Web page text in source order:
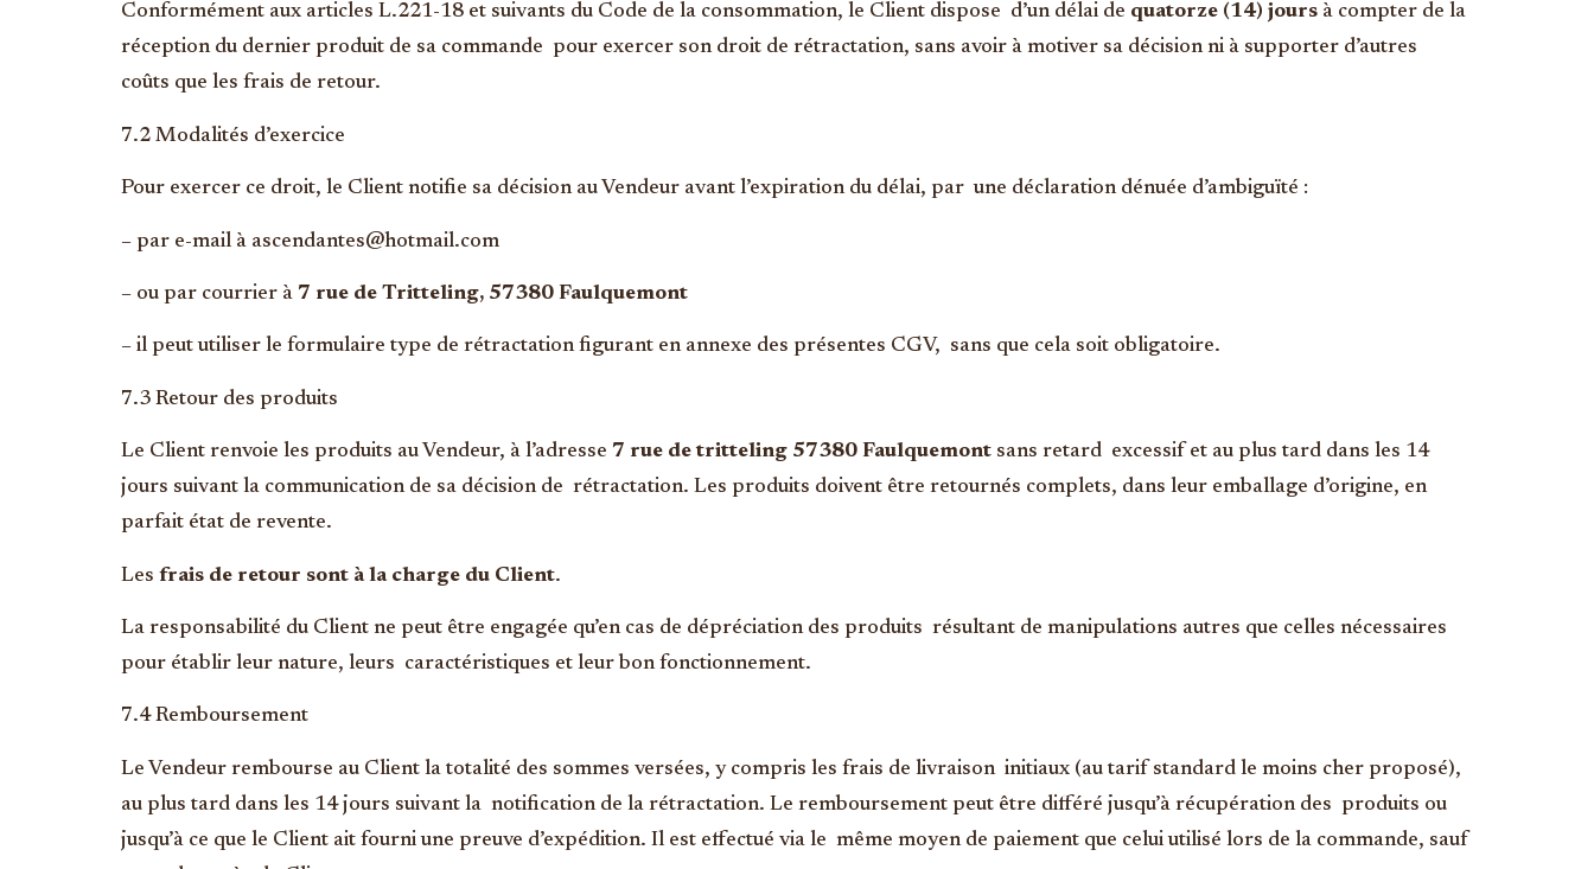
Conformément aux articles L.221-18 et suivants du Code de la consommation, le Client dispose d’un délai de quatorze (14) jours à compter de la
réception du dernier produit de sa commande pour exercer son droit de rétractation, sans avoir à motiver sa décision ni à supporter d’autres
coûts que les frais de retour.
7.2 Modalités d’exercice
Pour exercer ce droit, le Client notifie sa décision au Vendeur avant l’expiration du délai, par une déclaration dénuée d’ambiguïté :
– par e-mail à ascendantes@hotmail.com
– ou par courrier à 7 rue de Tritteling, 57380 Faulquemont
– il peut utiliser le formulaire type de rétractation figurant en annexe des présentes CGV, sans que cela soit obligatoire.
7.3 Retour des produits
Le Client renvoie les produits au Vendeur, à l’adresse 7 rue de tritteling 57380 Faulquemont sans retard excessif et au plus tard dans les 14
jours suivant la communication de sa décision de rétractation. Les produits doivent être retournés complets, dans leur emballage d’origine, en
parfait état de revente.
Les frais de retour sont à la charge du Client.
La responsabilité du Client ne peut être engagée qu’en cas de dépréciation des produits résultant de manipulations autres que celles nécessaires
pour établir leur nature, leurs caractéristiques et leur bon fonctionnement.
7.4 Remboursement
Le Vendeur rembourse au Client la totalité des sommes versées, y compris les frais de livraison initiaux (au tarif standard le moins cher proposé),
au plus tard dans les 14 jours suivant la notification de la rétractation. Le remboursement peut être différé jusqu’à récupération des produits ou
jusqu’à ce que le Client ait fourni une preuve d’expédition. Il est effectué via le même moyen de paiement que celui utilisé lors de la commande, sauf